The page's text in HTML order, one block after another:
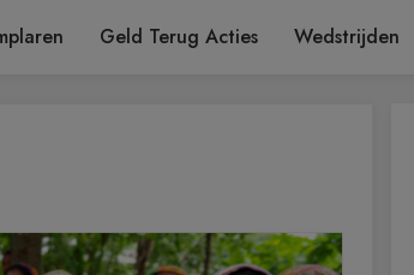
Geld Terug Acties Wedstrijden